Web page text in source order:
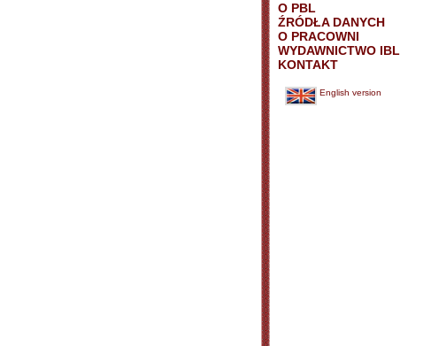
O PBL
ŹRÓDŁA DANYCH
O PRACOWNI
WYDAWNICTWO IBL
KONTAKT
English version